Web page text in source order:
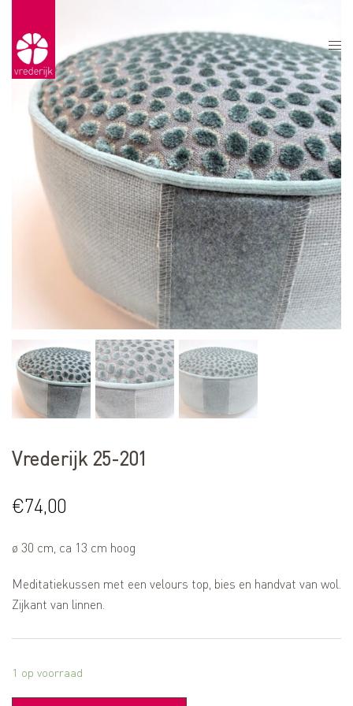
Vrederijk 25-201
€74,00
ø 30 cm, ca 13 cm hoog
Meditatiekussen met een velours top, bies en handvat van wol.
Zijkant van linnen.
1 op voorraad